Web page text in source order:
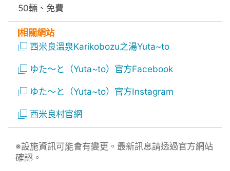
50輛、免費
相關網站
西米良溫泉Karikobozu之湯Yuta~to
ゆた～と（Yuta~to）官方Facebook
ゆた～と（Yuta~to）官方Instagram
西米良村官網
※設施資訊可能會有變更。最新訊息請透過官方網站
確認。